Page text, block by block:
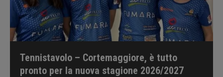
Tennistavolo – Cortemaggiore, è tutto
pronto per la nuova stagione 2026/2027